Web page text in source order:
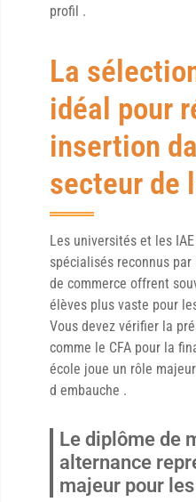
profil .
La
idéal pour
insertion
secteur de
Les universités et les
spécialisés reconnus
de commerce offrent
élèves plus vaste pour
Vous devez vérifier la
comme le CFA pour la
école joue un rôle
d embauche .
Le diplôme de
alternance
majeur pour